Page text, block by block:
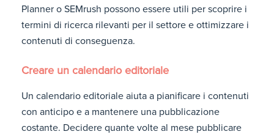
Planner o SEMrush possono essere utili per scoprire i
termini di ricerca rilevanti per il settore e ottimizzare i
contenuti di conseguenza.
Creare un calendario editoriale
Un calendario editoriale aiuta a pianificare i contenuti
con anticipo e a mantenere una pubblicazione
costante. Decidere quante volte al mese pubblicare